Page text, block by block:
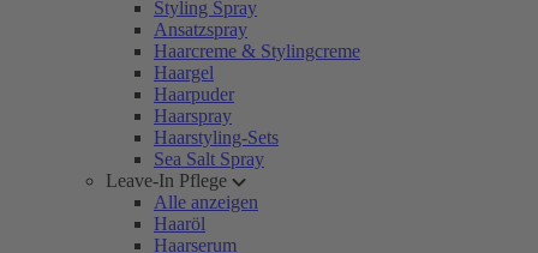
Styling Spray
Ansatzspray
Haarcreme & Stylingcreme
Haargel
Haarpuder
Haarspray
Haarstyling-Sets
Sea Salt Spray
Leave-In Pflege
Alle anzeigen
Haaröl
Haarserum